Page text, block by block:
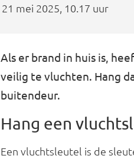
21 mei 2025, 10.17 uur
Als er brand in huis is,
veilig te vluchten. Hang
buitendeur.
Hang een
Een vluchtsleutel is de